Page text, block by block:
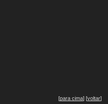
[para cima] [voltar]